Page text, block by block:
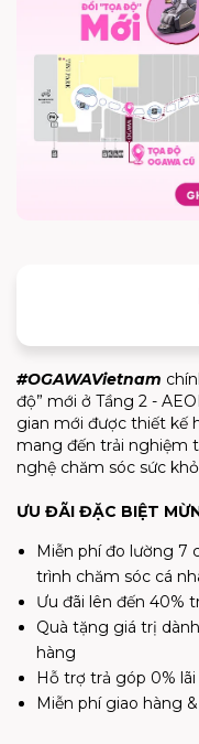
#OGAWAVietnam
độ” mới ở Tầng 2 -
gian mới được thiết kế
mang đến trải nghiệm
nghệ chăm sóc sức
ƯU ĐÃI ĐẶC BIỆT
Miễn phí đo lường 7
trình chăm sóc cá
Ưu đãi lên đến 40%
Quà tặng giá trị
hàng
Hỗ trợ trả góp 0%
Miễn phí giao hàng